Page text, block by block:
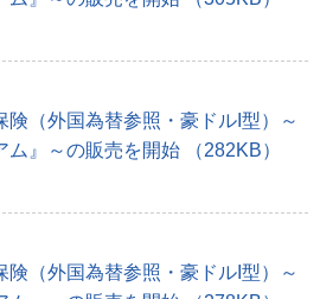
（外国為替参照・豪ドルI型）～
』～の販売を開始 （282KB）
（外国為替参照・豪ドルI型）～